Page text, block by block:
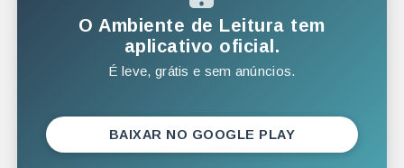
AGOSTO
O Ambiente de Leitura tem
aplicativo oficial.
É leve, grátis e sem anúncios.
BAIXAR NO GOOGLE PLAY